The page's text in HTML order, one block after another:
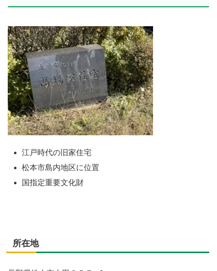
江戸時代の旧家住宅
松本市島内地区に位置
国指定重要文化財
所在地